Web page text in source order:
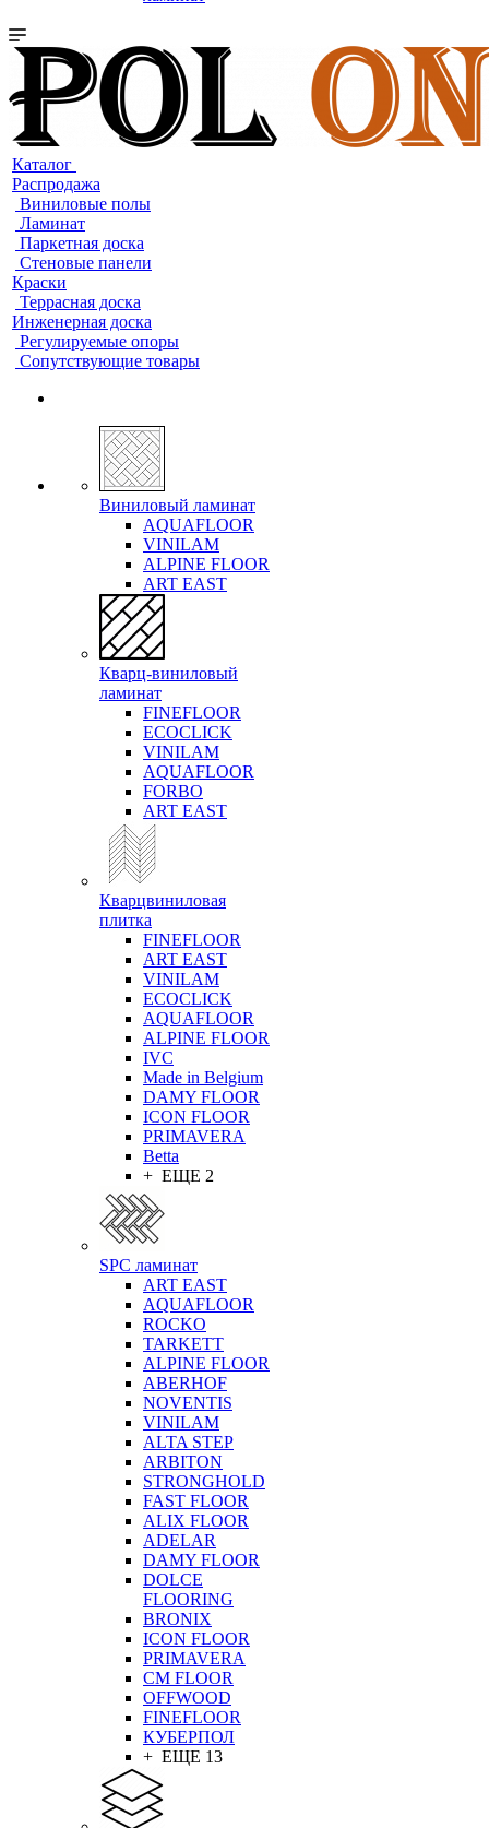
Каталог
Распродажа
Виниловые полы
Ламинат
Паркетная доска
Стеновые панели
Краски
Террасная доска
Инженерная доска
Регулируемые опоры
Сопутствующие товары
Виниловый ламинат
AQUAFLOOR
VINILAM
ALPINE FLOOR
ART EAST
Кварц-виниловый
ламинат
FINEFLOOR
ECOCLICK
VINILAM
AQUAFLOOR
FORBO
ART EAST
Кварцвиниловая
плитка
FINEFLOOR
ART EAST
VINILAM
ECOCLICK
AQUAFLOOR
ALPINE FLOOR
IVC
Made in Belgium
DAMY FLOOR
ICON FLOOR
PRIMAVERA
Betta
+ ЕЩЕ 2
SPC ламинат
ART EAST
AQUAFLOOR
ROCKO
TARKETT
ALPINE FLOOR
ABERHOF
NOVENTIS
VINILAM
ALTA STEP
ARBITON
STRONGHOLD
FAST FLOOR
ALIX FLOOR
ADELAR
DAMY FLOOR
DOLCE
FLOORING
BRONIX
ICON FLOOR
PRIMAVERA
CM FLOOR
OFFWOOD
FINEFLOOR
КУБЕРПОЛ
+ ЕЩЕ 13